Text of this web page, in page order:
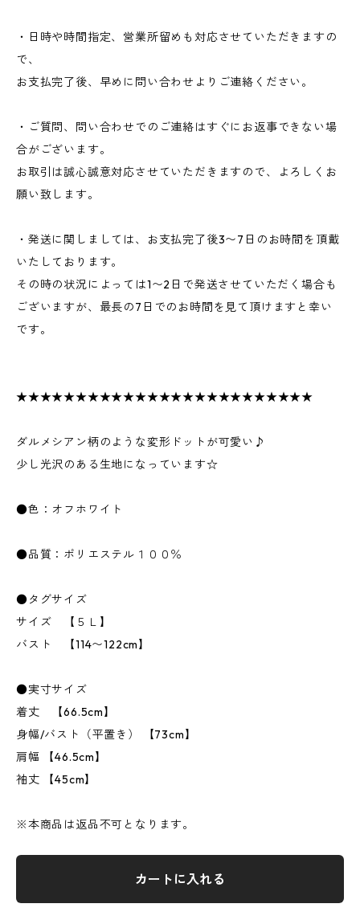
・日時や時間指定、営業所留めも対応させていただきますの
で、
お支払完了後、早めに問い合わせよりご連絡ください。
・ご質問、問い合わせでのご連絡はすぐにお返事できない場
合がございます。
お取引は誠心誠意対応させていただきますので、よろしくお
願い致します。
・発送に関しましては、お支払完了後3〜7日のお時間を頂戴
いたしております。
その時の状況によっては1〜2日で発送させていただく場合も
ございますが、最長の7日でのお時間を見て頂けますと幸い
です。
★★★★★★★★★★★★★★★★★★★★★★★★★
ダルメシアン柄のような変形ドットが可愛い♪
少し光沢のある生地になっています☆
●色：オフホワイト
●品質：ポリエステル１００％
●タグサイズ
サイズ 【５Ｌ】
バスト 【114〜122cm】
●実寸サイズ
着丈 【66.5cm】
身幅/バスト（平置き） 【73cm】
肩幅 【46.5cm】
袖丈 【45cm】
※本商品は返品不可となります。
カートに入れる